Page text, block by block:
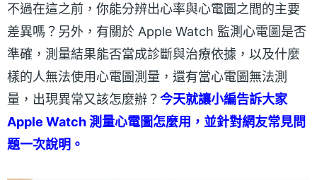
不過在這之前，你能分辨出心率與心電圖之間的主要
差異嗎？另外，有關於 Apple Watch 監測心電圖是否
準確，測量結果能否當成診斷與治療依據，以及什麼
樣的人無法使用心電圖測量，還有當心電圖無法測
量，出現異常又該怎麼辦？今天就讓小編告訴大家
Apple Watch 測量心電圖怎麼用，並針對網友常見問
題一次說明。